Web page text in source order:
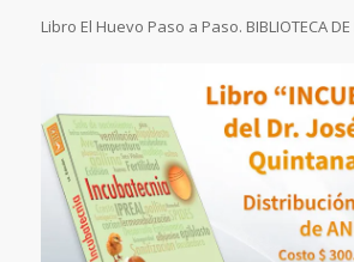
Libro El Huevo Paso a Paso. BIBLIOTECA DE